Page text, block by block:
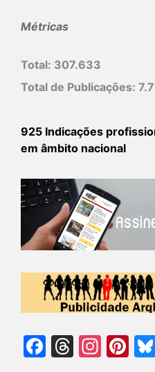
Métricas
Total: 307.633
Total de Publicações:
925 Indicações
em âmbito nacional
Facebook